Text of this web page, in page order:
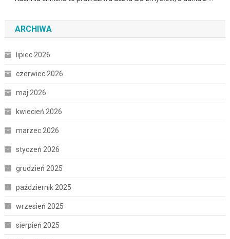
ARCHIWA
lipiec 2026
czerwiec 2026
maj 2026
kwiecień 2026
marzec 2026
styczeń 2026
grudzień 2025
październik 2025
wrzesień 2025
sierpień 2025